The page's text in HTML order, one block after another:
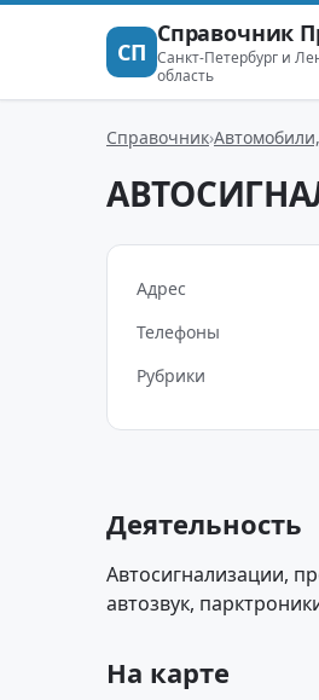
СП
Справочник
Санкт-Петербург и
область
Справочник
Адрес
Телефоны
Рубрики
Деятельность
Автосигнализации,
автозвук,
На карте